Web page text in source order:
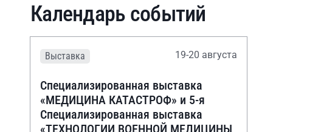
Календарь событий
Выставка 19-20 августа
Специализированная выставка
«МЕДИЦИНА КАТАСТРОФ» и 5-я
Специализированная выставка
«ТЕХНОЛОГИИ ВОЕННОЙ МЕДИЦИНЫ